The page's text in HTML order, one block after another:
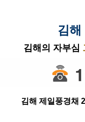
김해
김해의 자부심
김해 제일풍경채